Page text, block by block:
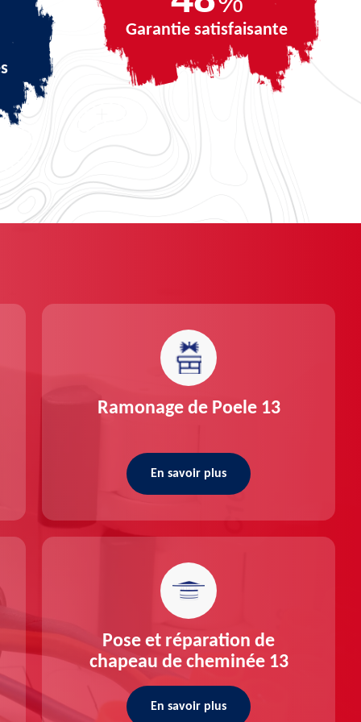
Garantie satisfaisante
Ramonage de Poele 13
En savoir plus
Pose et réparation de
chapeau de cheminée 13
En savoir plus